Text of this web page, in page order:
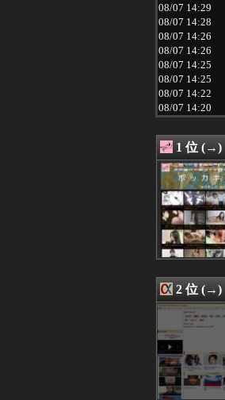
08/07 14:29
08/07 14:28
08/07 14:26
08/07 14:26
08/07 14:25
08/07 14:25
08/07 14:22
08/07 14:20
08/07 14:19
08/07 14:19
08/07 14:18
08/07 14:18
08/07 14:18
08/07 14:16
08/07 14:15
08/07 14:15
08/07 14:12
08/07 14:11
08/07 14:10
08/07 14:10
08/07 14:10
08/07 14:09
08/07 14:09
08/07 14:09
08/07 14:08
08/07 14:07
1 位 (→)
2 位 (→)